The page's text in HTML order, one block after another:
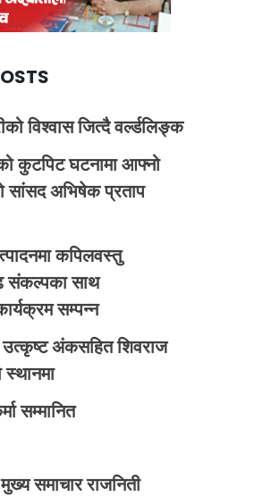
विश्वास जित्दै वर्ल्डलिङ्क
कुटपिट घटनामा आफ्नो
सांसद अभिषेक प्रताप
कपिलवस्तु
संकल्पका साथ
सम्पन्न
उत्कृष्ट अंकसहित शिवराज
सम्मानित
मुख्य समाचार राजनिती